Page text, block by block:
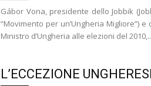
Gábor Vona, presidente dello Jobbik
“Movimento per un’Ungheria Migliore”)
Ministro d’Ungheria alle elezioni del
L’ECCEZIONE